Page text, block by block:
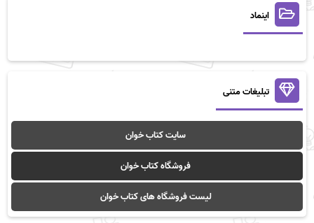
اینماد
تبلیغات متنی
سایت کتاب خوان
فروشگاه کتاب خوان
لیست فروشگاه های کتاب خوان